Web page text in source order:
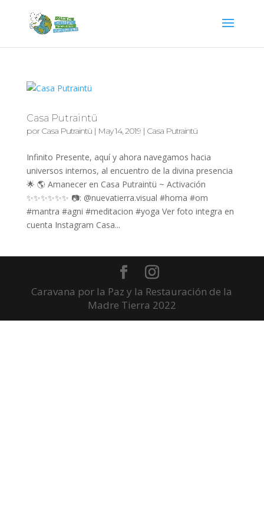
Casa Putraintü
porCasa Putraintü| May 14, 2019| Casa Putraintü
Infinito Presente, aquí y ahora navegamos hacia
universos internos, al encuentro de la divina presencia
🌟 🌎 Amanecer en Casa Putraintü ~ Activación
✨✨✨✨✨✨ 📷: @nuevatierra.visual #homa #om
#mantra #agni #meditacion #yoga Ver foto integra en
cuenta Instagram Casa...
Caravana por la Paz y la Restauración de la
Madre Tierra 2022